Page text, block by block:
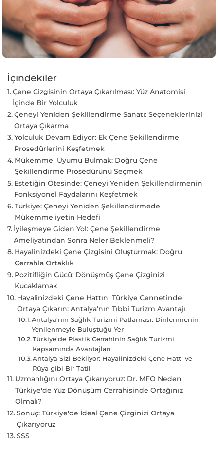
İçindekiler
Çene Çizgisinin Ortaya Çıkarılması: Yüz Anatomisi
İçinde Bir Yolculuk
Çeneyi Yeniden Şekillendirme Sanatı: Seçeneklerinizi
Ortaya Çıkarma
Yolculuk Devam Ediyor: Ek Çene Şekillendirme
Prosedürlerini Keşfetmek
Mükemmel Uyumu Bulmak: Doğru Çene
Şekillendirme Prosedürünü Seçmek
Estetiğin Ötesinde: Çeneyi Yeniden Şekillendirmenin
Fonksiyonel Faydalarını Keşfetmek
Türkiye: Çeneyi Yeniden Şekillendirmede
Mükemmeliyetin Hedefi
İyileşmeye Giden Yol: Çene Şekillendirme
Ameliyatından Sonra Neler Beklenmeli?
Hayalinizdeki Çene Çizgisini Oluşturmak: Doğru
Cerrahla Ortaklık
Pozitifliğin Gücü: Dönüşmüş Çene Çizginizi
Kucaklamak
Hayalinizdeki Çene Hattını Türkiye Cennetinde
Ortaya Çıkarın: Antalya'nın Tıbbi Turizm Avantajı
Antalya'nın Sağlık Turizmi Patlaması: Dinlenmenin
Yenilenmeyle Buluştuğu Yer
Türkiye'de Plastik Cerrahinin Sağlık Turizmi
Kapsamında Avantajları
Antalya Sizi Bekliyor: Hayalinizdeki Çene Hattı ve
Rüya gibi Bir Tatil
Uzmanlığını Ortaya Çıkarıyoruz: Dr. MFO Neden
Türkiye'de Yüz Dönüşüm Cerrahisinde Ortağınız
Olmalı?
Sonuç: Türkiye'de İdeal Çene Çizginizi Ortaya
Çıkarıyoruz
SSS